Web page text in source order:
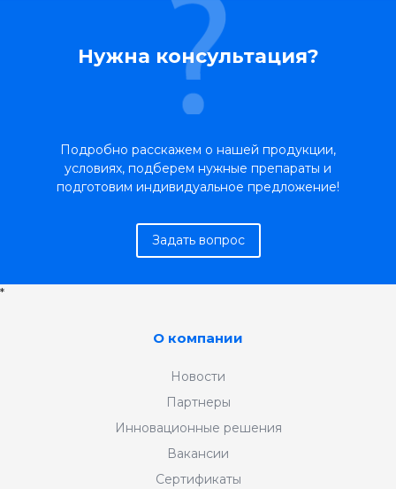
Нужна консультация?
Подробно расскажем о нашей продукции,
условиях, подберем нужные препараты и
подготовим индивидуальное предложение!
Задать вопрос
*
О компании
Новости
Партнеры
Инновационные решения
Вакансии
Сертификаты